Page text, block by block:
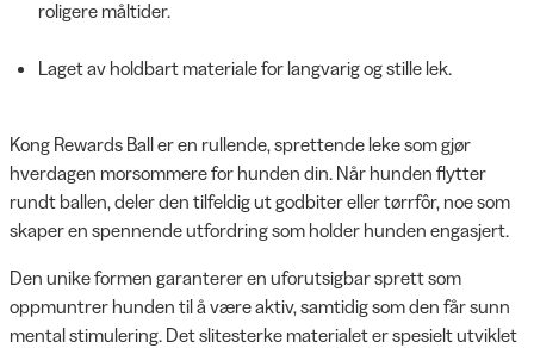
roligere måltider.
Laget av holdbart materiale for langvarig og stille lek.
Kong Rewards Ball er en rullende, sprettende leke som gjør
hverdagen morsommere for hunden din. Når hunden flytter
rundt ballen, deler den tilfeldig ut godbiter eller tørrfôr, noe som
skaper en spennende utfordring som holder hunden engasjert.
Den unike formen garanterer en uforutsigbar sprett som
oppmuntrer hunden til å være aktiv, samtidig som den får sunn
mental stimulering. Det slitesterke materialet er spesielt utviklet